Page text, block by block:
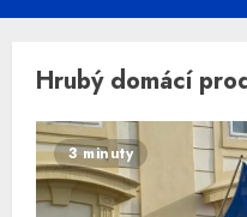
Menu
Hrubý domácí
3 minuty